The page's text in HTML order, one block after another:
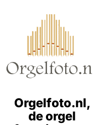
Orgelfoto.nl,
de orgel